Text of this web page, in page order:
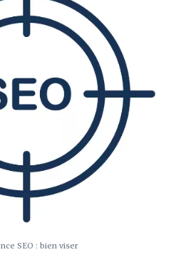
SEO : bien viser